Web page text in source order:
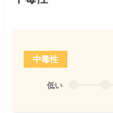
中毒性
低い